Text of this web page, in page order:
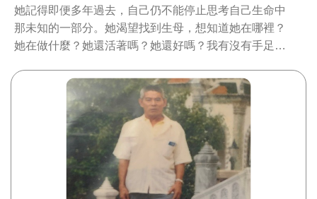
她記得即便多年過去，自己仍不能停止思考自己生命中
那未知的一部分。她渴望找到生母，想知道她在哪裡？
她在做什麼？她還活著嗎？她還好嗎？我有沒有手足？